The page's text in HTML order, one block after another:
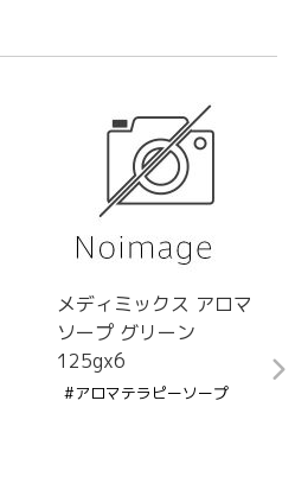
メディミックス アロマ
ソープ グリーン
125gx6
#アロマテラピーソープ